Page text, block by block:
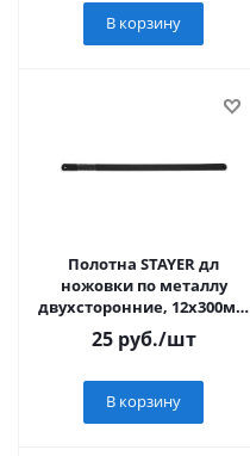
В корзину
Полотна STAYER дл
ножовки по металлу
двухсторонние, 12х300мм
по шт
25руб./шт
В корзину